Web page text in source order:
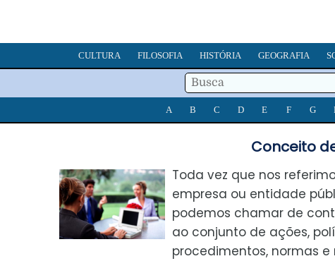
CULTURA FILOSOFIA HISTÓRIA GEOGRAFIA
A B C D E F G
Conceito
Toda vez que nos
empresa ou entidade
podemos chamar de
ao conjunto de ações,
procedimentos, normas